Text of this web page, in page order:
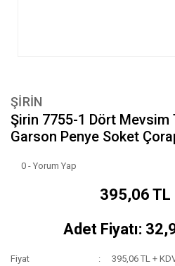
ŞİRİN
Şirin 7755-1 Dört Mevsim
Garson Penye Soket
0 - Yorum Yap
395,06 TL
Adet Fiyatı:
Fiyat
395,06 TL +